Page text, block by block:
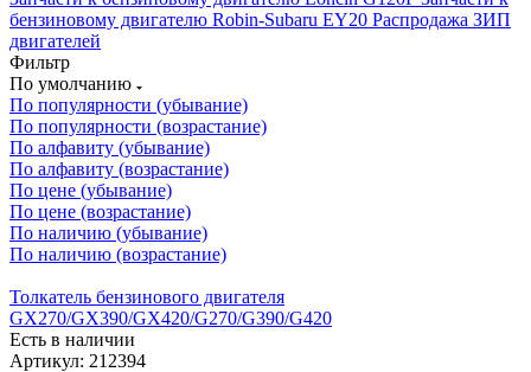
бензиновому двигателю Robin-Subaru EY20 Распродажа ЗИП
двигателей
Фильтр
По умолчанию
По популярности (убывание)
По популярности (возрастание)
По алфавиту (убывание)
По алфавиту (возрастание)
По цене (убывание)
По цене (возрастание)
По наличию (убывание)
По наличию (возрастание)
Толкатель бензинового двигателя
GX270/GX390/GX420/G270/G390/G420
Есть в наличии
Артикул: 212394